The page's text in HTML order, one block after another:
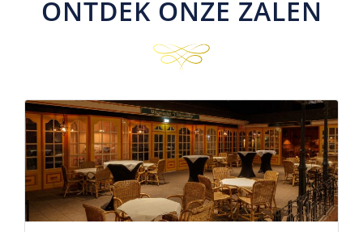
ONTDEK ONZE ZALEN